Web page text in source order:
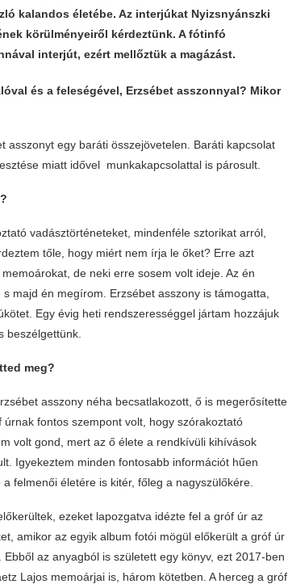
kalandos életébe. Az interjúkat Nyizsnyánszki
körülményeiről kérdeztünk. A fótinfó
interjút, ezért mellőztük a magázást.
és a feleségével, Erzsébet asszonnyal? Mikor
asszonyt egy baráti összejövetelen. Baráti kapcsolat
miatt idővel munkakapcsolattal is párosult.
vadásztörténeteket, mindenféle sztorikat arról,
tőle, hogy miért nem írja le őket? Erre azt
de neki erre sosem volt ideje. Az én
majd én megírom. Erzsébet asszony is támogatta,
Egy évig heti rendszerességgel jártam hozzájuk
beszélgettünk.
meg?
asszony néha becsatlakozott, ő is megerősítette
fontos szempont volt, hogy szórakoztató
volt gond, mert az ő élete a rendkívüli kihívások
Igyekeztem minden fontosabb információt hűen
felmenői életére is kitér, főleg a nagyszülőkére.
ezeket lapozgatva idézte fel a gróf úr az
amikor az egyik album fotói mögül előkerült a gróf úr
az anyagból is született egy könyv, ezt 2017-ben
Lajos memoárjai is, három kötetben. A herceg a gróf